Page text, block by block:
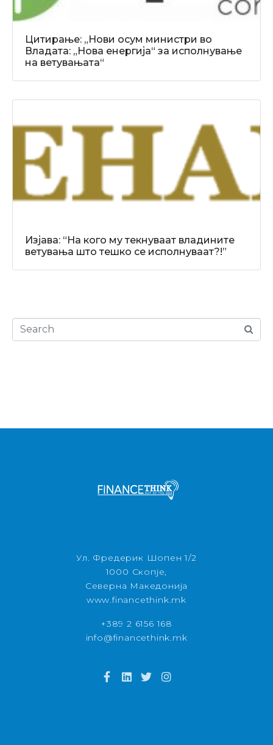
Цитирање: „Нови осум министри во
Владата: „Нова енергија“ за исполнување
на ветувањата“
Изјава: “На кого му текнуваат владините
ветувања што тешко се исполнуваат?!”
Ул. Фредерик Шопен 1/2
1000 Скопје,
Северна Македонија
www.financethink.mk
+389 2 6156 168
info@financethink.mk